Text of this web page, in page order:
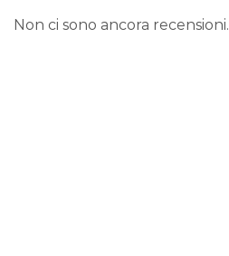
Non ci sono ancora recensioni.